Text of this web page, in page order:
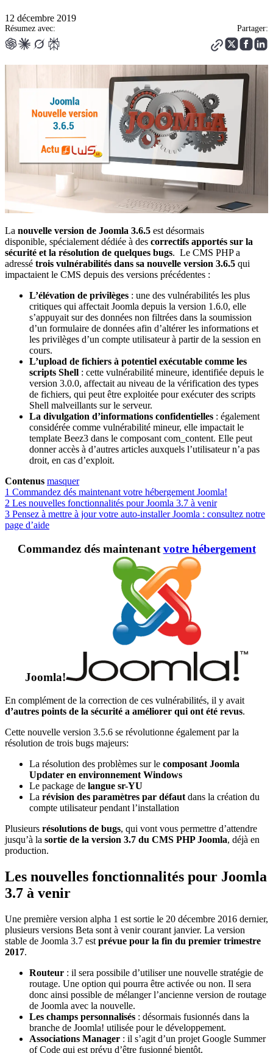
12 décembre 2019
Résumez avec: Partager:
La nouvelle version de Joomla 3.6.5 est désormais
disponible, spécialement dédiée à des correctifs apportés sur la
sécurité et la résolution de quelques bugs. Le CMS PHP a
adressé trois vulnérabilités dans sa nouvelle version 3.6.5 qui
impactaient le CMS depuis des versions précédentes :
L’élévation de privilèges : une des vulnérabilités les plus
critiques qui affectait Joomla depuis la version 1.6.0, elle
s’appuyait sur des données non filtrées dans la soumission
d’un formulaire de données afin d’altérer les informations et
les privilèges d’un compte utilisateur à partir de la session en
cours.
L’upload de fichiers à potentiel exécutable comme les
scripts Shell : cette vulnérabilité mineure, identifiée depuis le
version 3.0.0, affectait au niveau de la vérification des types
de fichiers, qui peut être exploitée pour exécuter des scripts
Shell malveillants sur le serveur.
La divulgation d’informations confidentielles : également
considérée comme vulnérabilité mineur, elle impactait le
template Beez3 dans le composant com_content. Elle peut
donner accès à d’autres articles auxquels l’utilisateur n’a pas
droit, en cas d’exploit.
Contenus masquer
1 Commandez dés maintenant votre hébergement Joomla!
2 Les nouvelles fonctionnalités pour Joomla 3.7 à venir
3 Pensez à mettre à jour votre auto-installer Joomla : consultez notre
page d’aide
Commandez dés maintenant votre hébergement
Joomla!
En complément de la correction de ces vulnérabilités, il y avait
d’autres points de la sécurité a améliorer qui ont été revus.
Cette nouvelle version 3.5.6 se révolutionne également par la
résolution de trois bugs majeurs:
La résolution des problèmes sur le composant Joomla
Updater en environnement Windows
Le package de langue sr-YU
La révision des paramètres par défaut dans la création du
compte utilisateur pendant l’installation
Plusieurs résolutions de bugs, qui vont vous permettre d’attendre
jusqu’à la sortie de la version 3.7 du CMS PHP Joomla, déjà en
production.
Les nouvelles fonctionnalités pour Joomla
3.7 à venir
Une première version alpha 1 est sortie le 20 décembre 2016 dernier,
plusieurs versions Beta sont à venir courant janvier. La version
stable de Joomla 3.7 est prévue pour la fin du premier trimestre
2017.
Routeur : il sera possibile d’utiliser une nouvelle stratégie de
routage. Une option qui pourra être activée ou non. Il sera
donc ainsi possible de mélanger l’ancienne version de routage
de Joomla avec la nouvelle.
Les champs personnalisés : désormais fusionnés dans la
branche de Joomla! utilisée pour le développement.
Associations Manager : il s’agit d’un projet Google Summer
of Code qui est prévu d’être fusionné bientôt.